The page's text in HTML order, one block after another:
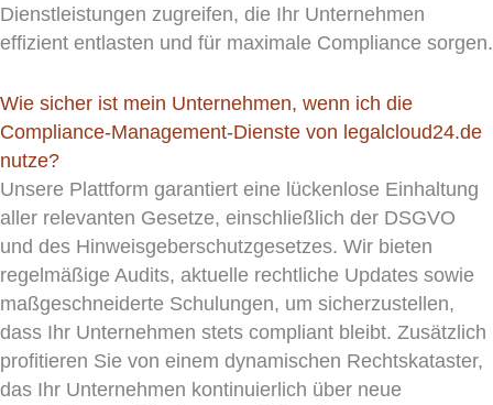
Dienstleistungen zugreifen, die Ihr Unternehmen
effizient entlasten und für maximale Compliance sorgen.
Wie sicher ist mein Unternehmen, wenn ich die
Compliance-Management-Dienste von legalcloud24.de
nutze?
Unsere Plattform garantiert eine lückenlose Einhaltung
aller relevanten Gesetze, einschließlich der DSGVO
und des Hinweisgeberschutzgesetzes. Wir bieten
regelmäßige Audits, aktuelle rechtliche Updates sowie
maßgeschneiderte Schulungen, um sicherzustellen,
dass Ihr Unternehmen stets compliant bleibt. Zusätzlich
profitieren Sie von einem dynamischen Rechtskataster,
das Ihr Unternehmen kontinuierlich über neue